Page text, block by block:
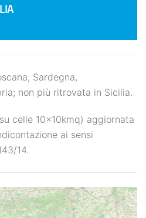
Sardegna,
; non più ritrovata in Sicilia.
celle 10x10kmq) aggiornata
ai sensi
14.